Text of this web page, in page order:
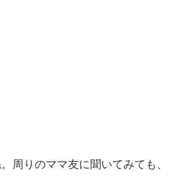
周りのママ友に聞いてみても、